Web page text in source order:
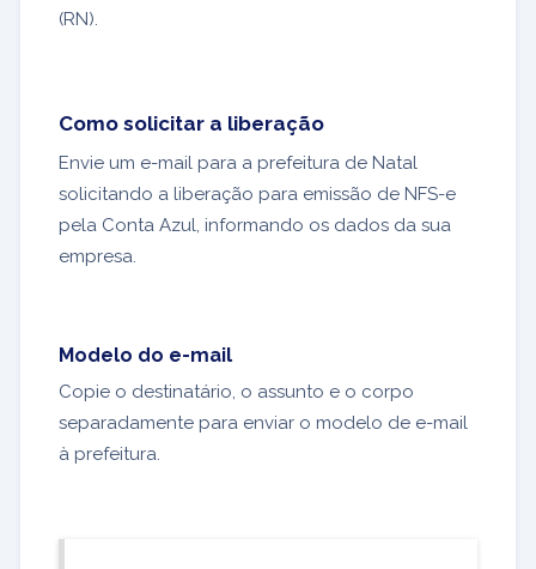
(RN).
Como solicitar a liberação
Envie um e-mail para a prefeitura de Natal
solicitando a liberação para emissão de NFS-e
pela Conta Azul, informando os dados da sua
empresa.
Modelo do e-mail
Copie o destinatário, o assunto e o corpo
separadamente para enviar o modelo de e-mail
à prefeitura.